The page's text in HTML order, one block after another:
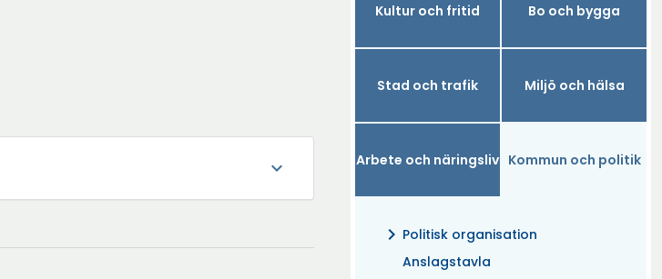
Kultur och fritid Bo och bygga
Stad och trafik Miljö och hälsa
Arbete och näringsliv Kommun och politik
chevron_right Politisk organisation
Anslagstavla
expand_more